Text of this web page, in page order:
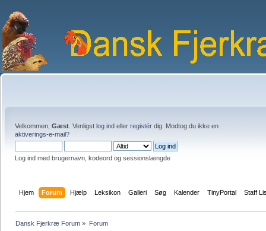
Velkommen, Gæst . Venligst log ind eller registér dig. Modtog du ikke en
aktiverings-e-mail?
Log ind med brugernavn, kodeord og sessionslængde
Hjem Forum Hjælp Leksikon Galleri Søg Kalender TinyPortal Staff
Dansk Fjerkræ Forum » Forum